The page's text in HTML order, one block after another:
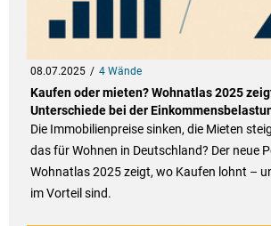
08.07.2025 4 Wände
Kaufen oder mieten? Wohnatlas 2025
Unterschiede bei der
Die Immobilienpreise sinken, die Mieten
das für Wohnen in Deutschland? Der neue
Wohnatlas 2025 zeigt, wo Kaufen lohnt –
im Vorteil sind.